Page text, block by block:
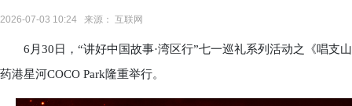
2026-07-03 10:24 来源： 互联网
6月30日，“讲好中国故事·湾区行”七一巡礼系列活动之《唱支
药港星河COCO Park隆重举行。